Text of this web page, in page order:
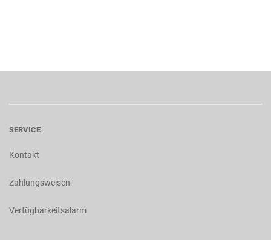
SERVICE
Kontakt
Zahlungsweisen
Verfügbarkeitsalarm